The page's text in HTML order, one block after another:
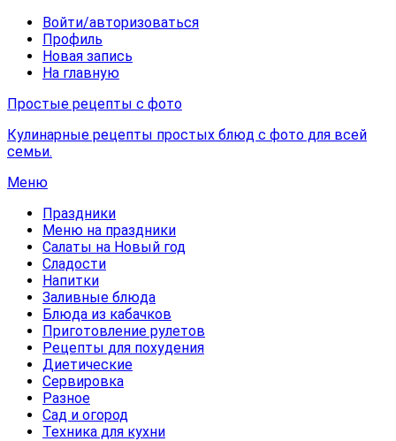
Войти/авторизоваться
Профиль
Новая запись
На главную
Простые рецепты с фото
Кулинарные рецепты простых блюд с фото для всей
семьи.
Меню
Праздники
Меню на праздники
Салаты на Новый год
Сладости
Напитки
Заливные блюда
Блюда из кабачков
Приготовление рулетов
Рецепты для похудения
Диетические
Сервировка
Разное
Сад и огород
Техника для кухни